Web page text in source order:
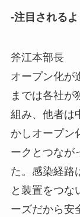
-注目される
斧江本部長
オープン化が
までは各社が
組み、他者は
かしオープン
ークとつなが
た。感染経路
と装置をつな
ーズだから安